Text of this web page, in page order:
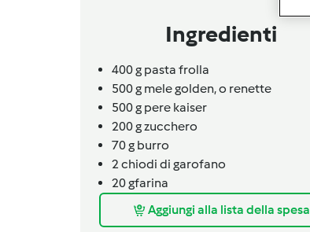
Ingredienti
400g pasta frolla
500g mele golden,o renette
500g pere kaiser
200gzucchero
70g burro
2 chiodi di garofano
20 gfarina
Aggiungi alla lista della spesa